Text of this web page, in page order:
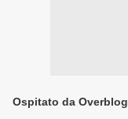
Ospitato da Overblog